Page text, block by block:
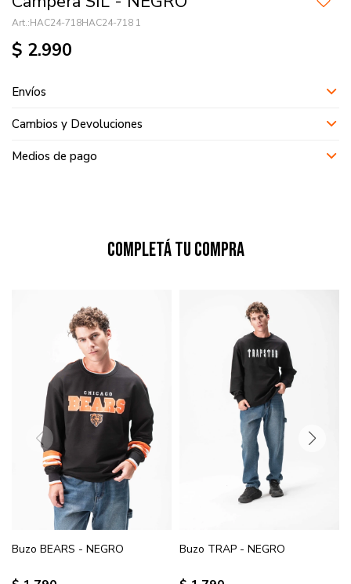
HAC24-718HAC24-718 1
$ 2.990
Envíos
Cambios y Devoluciones
Medios de pago
Completá tu compra
Buzo BEARS - NEGRO Buzo TRAP - NEGRO